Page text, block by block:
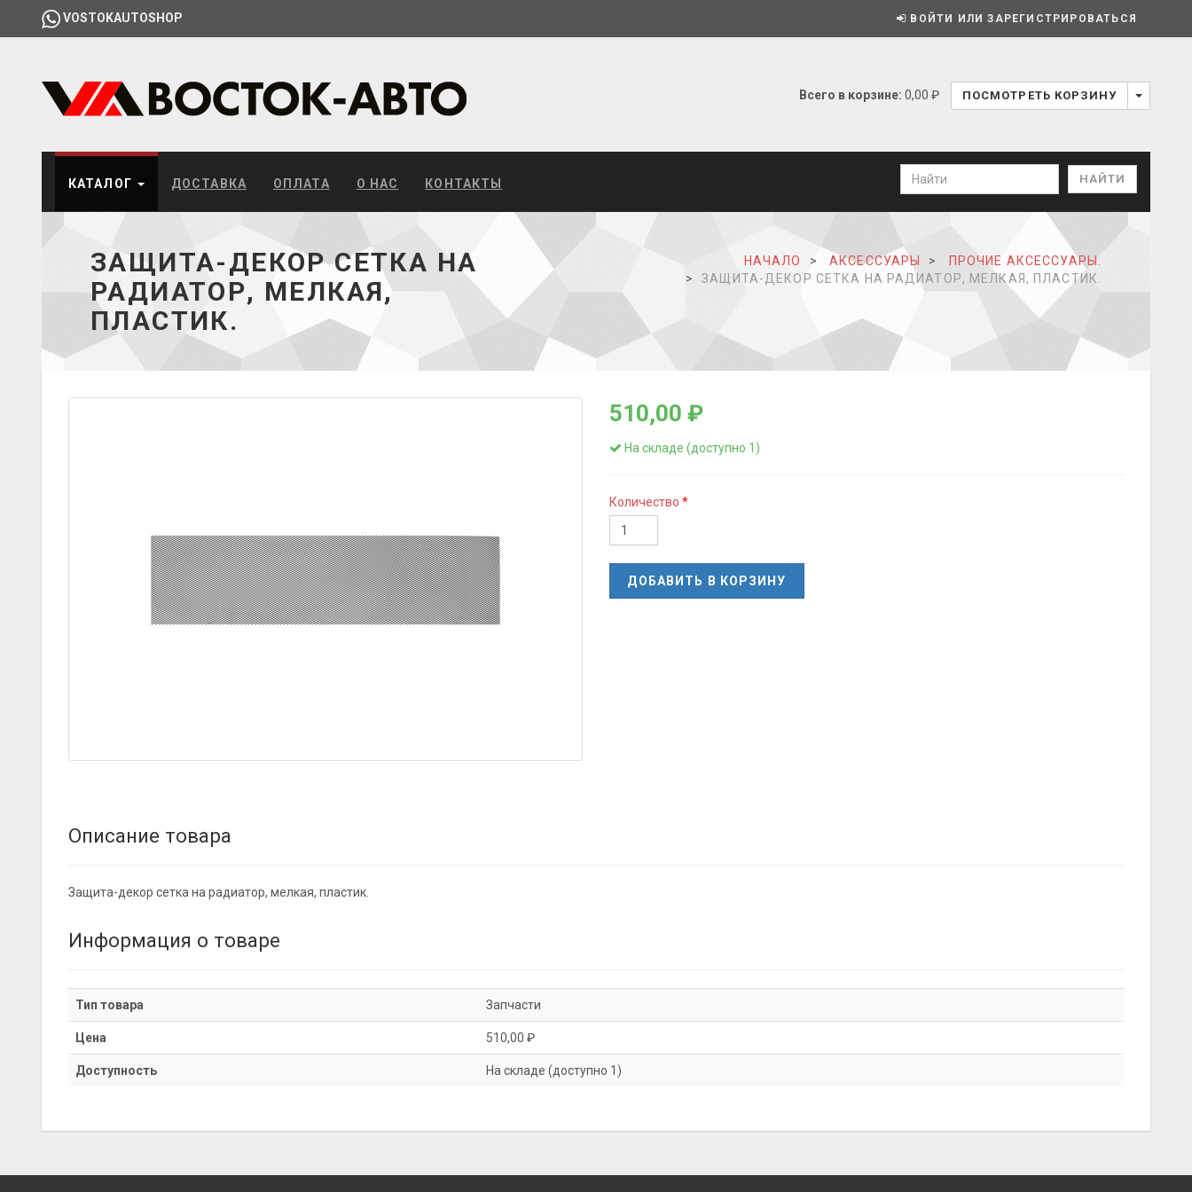
VOSTOKAUTOSHOP ВОЙТИ ИЛИ ЗАРЕГИСТРИРОВАТЬСЯ
Всего в корзине: 0,00 ₽ ПОСМОТРЕТЬ КОРЗИНУ
КАТАЛОГ ДОСТАВКА ОПЛАТА О НАС КОНТАКТЫ
ЗАЩИТА-ДЕКОР СЕТКА НА
РАДИАТОР, МЕЛКАЯ,
ПЛАСТИК.
НАЧАЛО АКСЕССУАРЫ
ПРОЧИЕ АКСЕССУАРЫ.
ЗАЩИТА-ДЕКОР СЕТКА НА РАДИАТОР, МЕЛКАЯ, ПЛАСТИК.
510,00 ₽
На складе (доступно 1)
Количество
ДОБАВИТЬ В КОРЗИНУ
Описание товара
Защита-декор сетка на радиатор, мелкая, пластик.
Информация о товаре
Тип товара Запчасти
Цена 510,00 ₽
Доступность На складе (доступно 1)